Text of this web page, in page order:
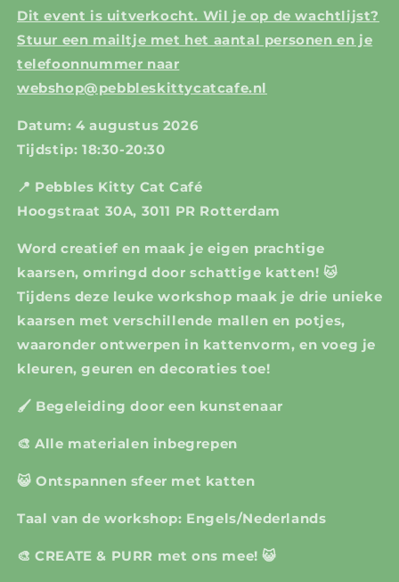
Dit event is uitverkocht. Wil je op de wachtlijst?
Stuur een mailtje met het aantal personen en je
telefoonnummer naar
webshop@pebbleskittycatcafe.nl
Datum: 4 augustus 2026
Tijdstip: 18:30-20:30
📍 Pebbles Kitty Cat Café
Hoogstraat 30A, 3011 PR Rotterdam
Word creatief en maak je eigen prachtige
kaarsen, omringd door schattige katten! 🐱
Tijdens deze leuke workshop maak je drie unieke
kaarsen met verschillende mallen en potjes,
waaronder ontwerpen in kattenvorm, en voeg je
kleuren, geuren en decoraties toe!
🖌 Begeleiding door een kunstenaar
🎨 Alle materialen inbegrepen
😺 Ontspannen sfeer met katten
Taal van de workshop: Engels/Nederlands
🎨 CREATE & PURR met ons mee! 😺